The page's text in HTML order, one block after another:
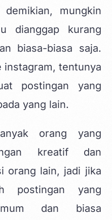
mungkin
dianggap kurang
biasa-biasa saja.
instagram, tentunya
postingan yang
yang lain.
orang yang
kreatif dan
orang lain, jadi jika
postingan yang
dan biasa